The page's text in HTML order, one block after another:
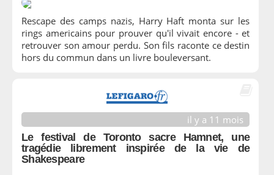
Rescape des camps nazis, Harry Haft monta sur les
rings americains pour prouver qu'il vivait encore - et
retrouver son amour perdu. Son fils raconte ce destin
hors du commun dans un livre bouleversant.
il y a 11 mois
Le festival de Toronto sacre Hamnet, une
tragédie librement inspirée de la vie de
Shakespeare